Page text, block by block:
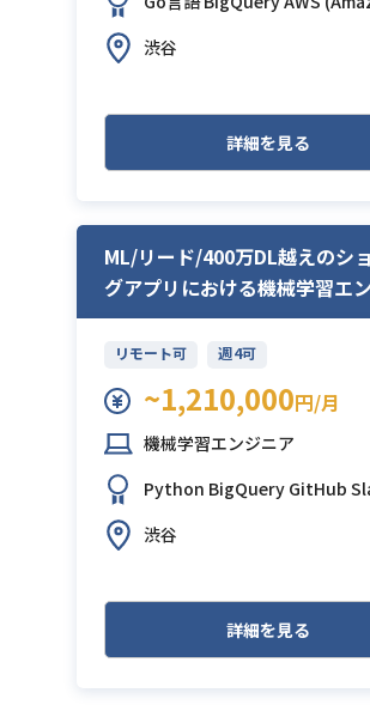
orm)
渋谷
詳細を見る
ML/リード/400万DL越えのシ
グアプリにおける機械学習エ
リモート可 週4可
~1,210,000円/月
機械学習エンジニア
Python BigQuery GitHub
渋谷
詳細を見る